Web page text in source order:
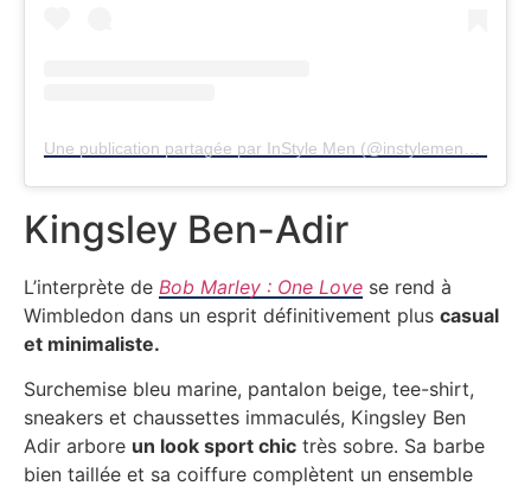
Kingsley Ben-Adir
L’interprète de Bob Marley : One Love se rend à
Wimbledon dans un esprit définitivement plus casual
et minimaliste.
Surchemise bleu marine, pantalon beige, tee-shirt,
sneakers et chaussettes immaculés, Kingsley Ben
Adir arbore un look sport chic très sobre. Sa barbe
bien taillée et sa coiffure complètent un ensemble